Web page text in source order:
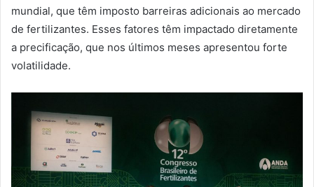
mundial, que têm imposto barreiras adicionais ao mercado
de fertilizantes. Esses fatores têm impactado diretamente
a precificação, que nos últimos meses apresentou forte
volatilidade.